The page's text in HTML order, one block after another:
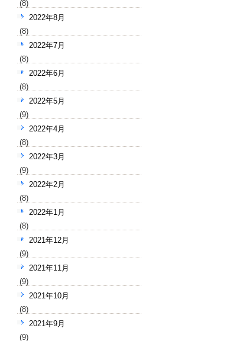
(8)
2022年8月
(8)
2022年7月
(8)
2022年6月
(8)
2022年5月
(9)
2022年4月
(8)
2022年3月
(9)
2022年2月
(8)
2022年1月
(8)
2021年12月
(9)
2021年11月
(9)
2021年10月
(8)
2021年9月
(9)